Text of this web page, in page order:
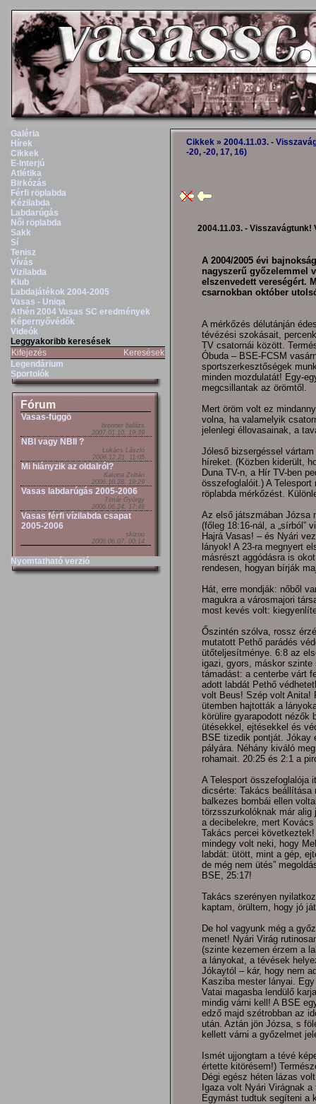
Galéria
Hírek
Cikkek
E-Interjú
Atlétika
Birkózás
Férfi röplabda
Kézilabda
Labdarúgás
Női röplabda
Sakk
Sí
Tenisz
Vívás
Vizilabda
Klub
Labdajátékok 2004-2005
Vasas - Uniqa
Athén 2004 Vasas SC eredmények
Képernyővédők
Videók
Leggyakoribb keresések
Kifejezés
Keresések
Legendárium
Sportolók
Fórum
Vasas-függö
brenner balázs
2007.01.10. 19:39
NBI vagy NBII ?
Lukács László
2006.12.21. 11:05
Mi hiányzik az oldalról?
Katona Zoltán
2006.10.28. 19:29
Vasas labdarúgás 2005-2006
Timár György
2006.06.24. 17:48
Vasas férfi vízilabda csapat
2005-2006
skizoo
2006.06.07. 00:14
Nyomtatható verzió
Cikkek » 2004.11.03. -
-20, -20, 17, 16)
2004.11.03. - Visszavágtunk!
A 2004/2005 évi
nagyszerű győzelemmel
elszenvedett vereségért.
csarnokban október
A mérkőzés délutánján
tévézési szokásait,
TV csatornái között.
Óbuda – BSE-FCSM
sportszerkesztőségek
minden mozdulatát! Egy-
megcsillantak az örömtől.
Mert öröm volt ez
volna, ha valamelyik
jelenlegi éllovasainak, a
Jóleső bizsergéssel
híreket. (Közben kiderült,
Duna TV-n, a Hír TV-ben
összefoglalóit.) A
röplabda mérkőzést.
Az első játszmában Józsa
(főleg 18:16-nál, a „sírból”
Hajrá Vasas! – és Nyári
lányok! A 23-ra megnyert
másrészt aggódásra is
rendesen, hogyan bírják
Hát, erre mondják: nőből
magukra a városmajori
most kevés volt:
Őszintén szólva, rossz
mutatott Pethő parádés
ütőteljesítménye. 6:8 az
igazi, gyors, máskor
támadást: a centerbe várt
adott labdát Pethő
volt Beus! Szép volt Anita!
ütemben hajtották a
körülire gyarapodott nézők
ütésekkel, ejtésekkel és
BSE tizedik pontját. Jókay
pályára. Néhány kiváló
rohamait. 20:25 és 2:1 a
A Telesport összefoglalója
dicsérte: Takács beállítása
balkezes bombái ellen
törzsszurkolóknak már
a decibelekre, mert
Takács percei
mindegy volt neki, hogy
labdát: ütött, mint a gép,
de még nem ütés”
BSE, 25:17!
Takács szerényen
kaptam, örültem, hogy jó
De hol vagyunk még a
menet! Nyári Virág
(szinte kezemen érzem a
a lányokat, a tévések
Jókaytól – kár, hogy nem
Kasziba mester lányai.
Vatai magasba lendülő
mindig várni kell! A BSE
edző majd szétrobban az
után. Aztán jön Józsa, s
kellett várni a győzelmet
Ismét ujjongtam a tévé
értette kitörésem!)
Dégi egész héten lázas
Igaza volt Nyári Virágnak
Egymást tudtuk segíteni a